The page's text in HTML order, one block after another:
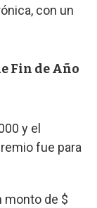
con un
Fin de Año
y el
fue para
monto de $